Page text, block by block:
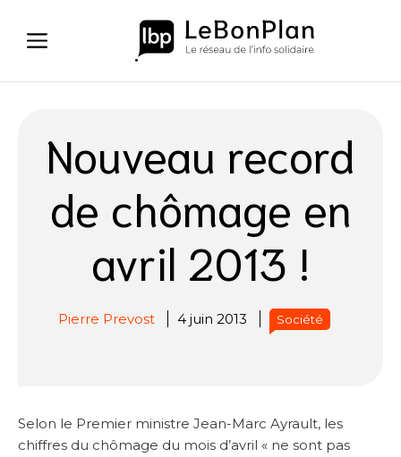
contenu
Nouveau record
de chômage en
avril 2013 !
Pierre Prevost 4 juin 2013 Société
Selon le Premier ministre Jean-Marc Ayrault, les
chiffres du chômage du mois d’avril « ne sont pas